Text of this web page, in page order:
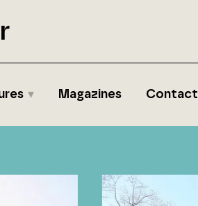
Magazines Contact